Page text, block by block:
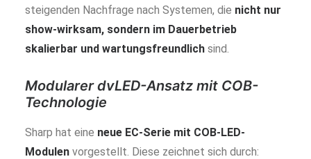
steigenden Nachfrage nach Systemen, die nicht nur
show-wirksam, sondern im Dauerbetrieb
skalierbar und wartungsfreundlich sind.
Modularer dvLED-Ansatz mit COB-
Technologie
Sharp hat eine neue EC-Serie mit COB-LED-
Modulen vorgestellt. Diese zeichnet sich durch: